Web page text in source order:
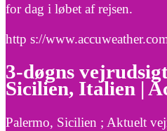
for dag i løbet af rejsen.
http s://
3-døgns
Sicilien, Italien |
Palermo, Sicilien ; Aktuelt